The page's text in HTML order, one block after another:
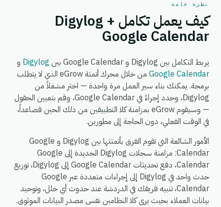
نظرة عامة
كيف يعمل تكامل Digylog +
Google Calendar
يربط التكامل بين Digylog و Google Calendar بين Digylog و
Google Calendar
من خلال محرك أتمتة eGrow الذي لا يتطلب
برمجة. يمكنك بناء سير العمل مرة واحدة — اختر مشغلاً من
Digylog، وحدد إجراءً في Google Calendar، وقم بتعيين الحقول
— وسيقوم eGrow بمزامنة كلا التطبيقين من ذلك الحين فصاعداً،
في الوقت الفعلي، دون الحاجة إلى مطورين.
الأمور الشائعة التي تقوم الفرق بأتمتتها بين Digylog و Google
Calendar: مزامنة سجلات Digylog الجديدة إلى Google
Calendar، دفع تحديثات Google Calendar إلى Digylog، توزيع
حدث واحد في Digylog إلى إجراءات متعددة عبر Google
Calendar، تنبيه فريقك في الدردشة عند حدوث أي خلل، وتوحيد
بيانات العملاء بحيث يرى كلا النظامين نفس مصدر البيانات الموثوق.